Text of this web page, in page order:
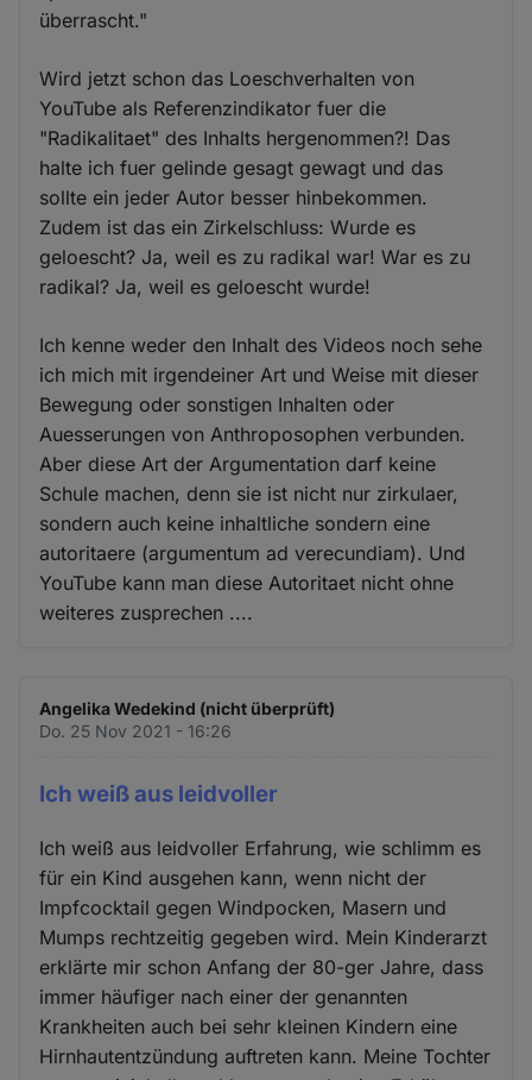
überrascht."
Wird jetzt schon das Loeschverhalten von
YouTube als Referenzindikator fuer die
"Radikalitaet" des Inhalts hergenommen?! Das
halte ich fuer gelinde gesagt gewagt und das
sollte ein jeder Autor besser hinbekommen.
Zudem ist das ein Zirkelschluss: Wurde es
geloescht? Ja, weil es zu radikal war! War es zu
radikal? Ja, weil es geloescht wurde!
Ich kenne weder den Inhalt des Videos noch sehe
ich mich mit irgendeiner Art und Weise mit dieser
Bewegung oder sonstigen Inhalten oder
Auesserungen von Anthroposophen verbunden.
Aber diese Art der Argumentation darf keine
Schule machen, denn sie ist nicht nur zirkulaer,
sondern auch keine inhaltliche sondern eine
autoritaere (argumentum ad verecundiam). Und
YouTube kann man diese Autoritaet nicht ohne
weiteres zusprechen ....
Angelika Wedekind (nicht überprüft)
Do. 25 Nov 2021 - 16:26
Ich weiß aus leidvoller
Ich weiß aus leidvoller Erfahrung, wie schlimm es
für ein Kind ausgehen kann, wenn nicht der
Impfcocktail gegen Windpocken, Masern und
Mumps rechtzeitig gegeben wird. Mein Kinderarzt
erklärte mir schon Anfang der 80-ger Jahre, dass
immer häufiger nach einer der genannten
Krankheiten auch bei sehr kleinen Kindern eine
Hirnhautentzündung auftreten kann. Meine Tochter